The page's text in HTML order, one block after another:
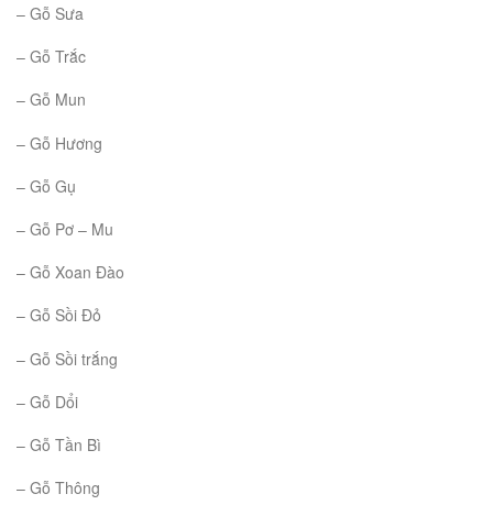
– Gỗ Sưa
– Gỗ Trắc
– Gỗ Mun
– Gỗ Hương
– Gỗ Gụ
– Gỗ Pơ – Mu
– Gỗ Xoan Đào
– Gỗ Sồi Đỏ
– Gỗ Sồi trắng
– Gỗ Dổi
– Gỗ Tần Bì
– Gỗ Thông